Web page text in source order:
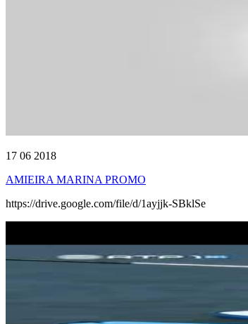
17 06 2018
AMIEIRA MARINA PROMO
https://drive.google.com/file/d/1ayjjk-SBklSe